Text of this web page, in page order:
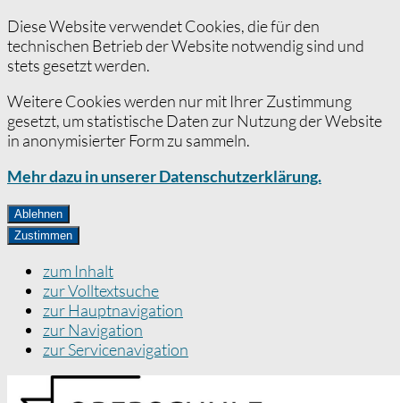
Diese Website verwendet Cookies, die für den
technischen Betrieb der Website notwendig sind und
stets gesetzt werden.
Weitere Cookies werden nur mit Ihrer Zustimmung
gesetzt, um statistische Daten zur Nutzung der Website
in anonymisierter Form zu sammeln.
Mehr dazu in unserer Datenschutzerklärung.
Ablehnen
Zustimmen
zum Inhalt
zur Volltextsuche
zur Hauptnavigation
zur Navigation
zur Servicenavigation